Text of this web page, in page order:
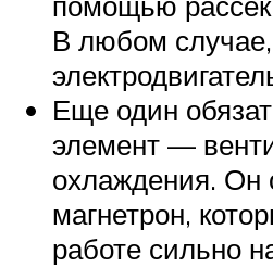
В любом
Еще один
элемент —
охлаждения. Он
магнетрон,
работе сильно